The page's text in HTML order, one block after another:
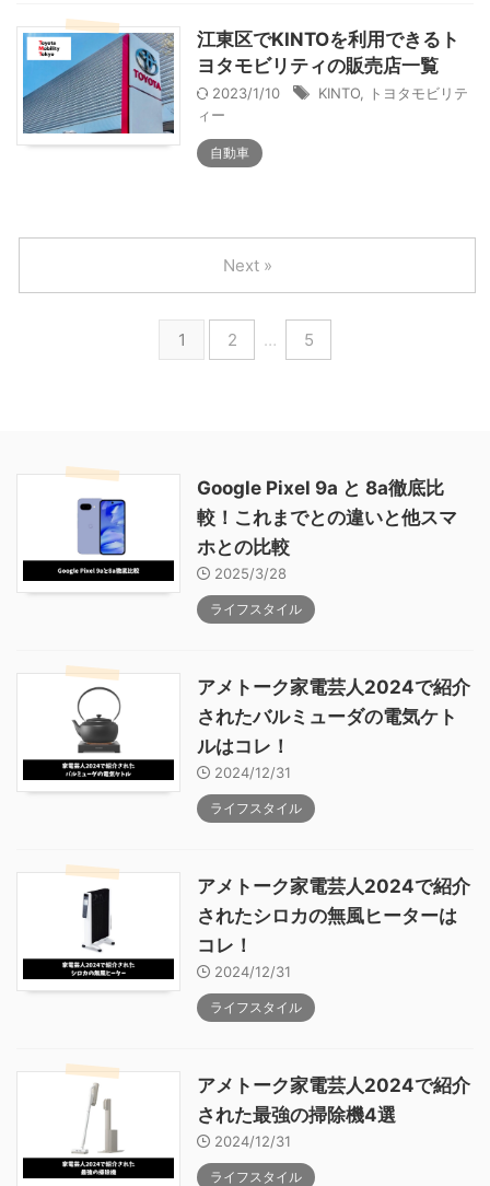
江東区でKINTOを利用できるト
ヨタモビリティの販売店一覧
2023/1/10 KINTO
トヨタモビリテ
ィー
自動車
1 2 … 5
Next »
Google Pixel 9a と 8a徹底比
較！これまでとの違いと他スマ
ホとの比較
2025/3/28
ライフスタイル
アメトーク家電芸人2024で紹介
されたバルミューダの電気ケト
ルはコレ！
2024/12/31
ライフスタイル
アメトーク家電芸人2024で紹介
されたシロカの無風ヒーターは
コレ！
2024/12/31
ライフスタイル
アメトーク家電芸人2024で紹介
された最強の掃除機4選
2024/12/31
ライフスタイル